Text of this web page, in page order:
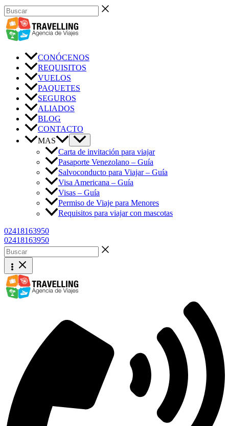
Ir
al
contenido
Buscar
CONÓCENOS
REQUISITOS
VUELOS
PAQUETES
SEGUROS
ALIADOS
BLOG
CONTACTO
MAS
Carta de invitación para viajar
Pasaporte Venezolano – Guía
Salvoconducto para Viajar – Guía
Visa Americana – Guía
Visas – Guía
Permiso de Viaje para Menores
Requisitos para viajar con mascotas
02418163950
02418163950
Buscar